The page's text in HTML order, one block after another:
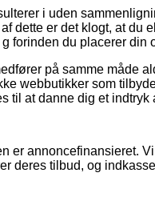
i uden
dette er det klogt, at du
forinden du placerer din
på samme måde
webbutikker som
til at danne dig et indtryk
er annoncefinansieret.
deres tilbud, og